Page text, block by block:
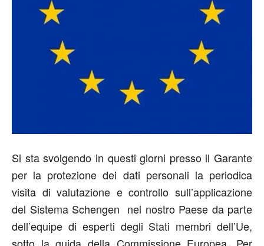
Si sta svolgendo in questi giorni presso il Garante
per la protezione dei dati personali la periodica
visita di valutazione e controllo sull’applicazione
del Sistema Schengen nel nostro Paese da parte
dell’equipe di esperti degli Stati membri dell’Ue,